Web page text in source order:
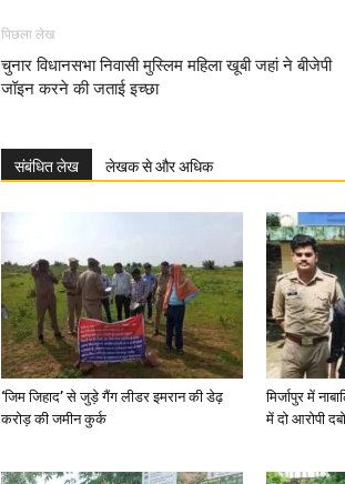
पिछला लेख
चुनार विधानसभा निवासी मुस्लिम महिला खूबी जहां ने बीजेपी
जॉइन करने की जताई इच्छा
संबंधित लेख लेखक से और अधिक
‘जिम जिहाद’ से जुड़े गैंग लीडर इमरान की डेढ़
करोड़ की जमीन कुर्क
मिर्जापुर में
में दो आरोपी